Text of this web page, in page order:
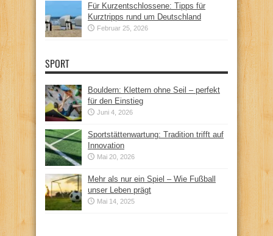
Für Kurzentschlossene: Tipps für
Kurztripps rund um Deutschland
Februar 25, 2026
SPORT
Bouldern: Klettern ohne Seil – perfekt
für den Einstieg
Juni 4, 2026
Sportstättenwartung: Tradition trifft auf
Innovation
Mai 20, 2026
Mehr als nur ein Spiel – Wie Fußball
unser Leben prägt
Mai 14, 2025